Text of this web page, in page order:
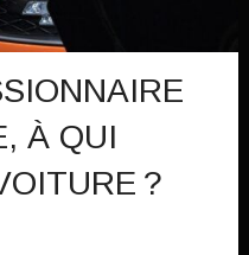
À QUI
?